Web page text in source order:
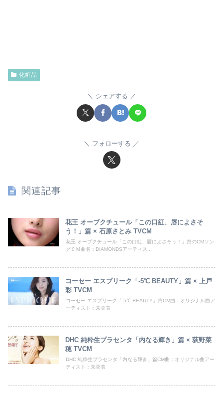
化粧品
シェアする
フォローする
関連記事
花王 オーブクチュール「この口紅、唇によさそ
う！」篇 × 石原さとみ TVCM
花王 オーブクチュール「この口紅、唇によさそう！」篇のCMソン
グＣＭ曲名：DIAMONDSアーティス...
コーセー エスプリーク「-5℃ BEAUTY」篇 × 上戸
彩 TVCM
コーセー エスプリーク「-5℃ BEAUTY」篇CM曲：オリジナル曲ア
ーティスト：未発表
DHC 純粋生プラセンタ「内なる輝き」篇 × 荻野菜
穂 TVCM
DHC 純粋生プラセンタ「内なる輝き」篇CM曲：オリジナル曲アー
ティスト：未発表